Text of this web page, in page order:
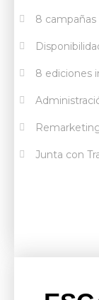
8
8 ediciones
Junta con